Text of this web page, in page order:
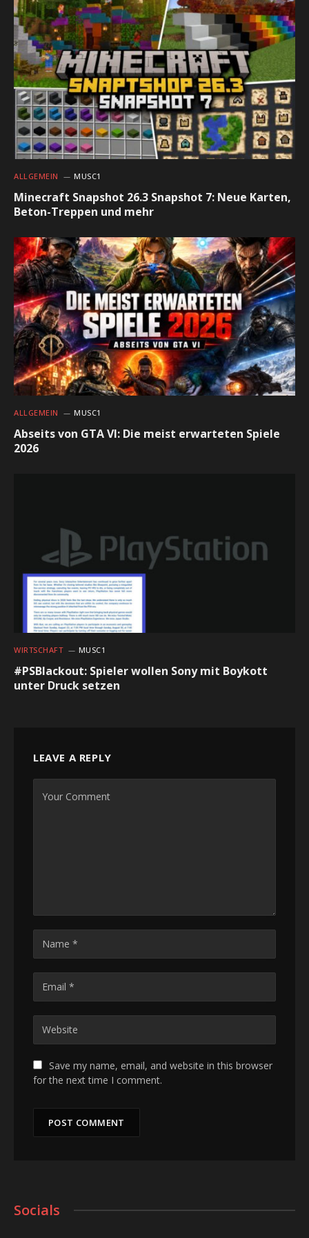
ALLGEMEIN MUSC1
Minecraft Snapshot 26.3 Snapshot 7: Neue Karten,
Beton-Treppen und mehr
ALLGEMEIN MUSC1
Abseits von GTA VI: Die meist erwarteten Spiele
2026
WIRTSCHAFT MUSC1
#PSBlackout: Spieler wollen Sony mit Boykott
unter Druck setzen
LEAVE A REPLY
Save my name, email, and website in this browser
for the next time I comment.
Socials